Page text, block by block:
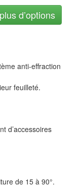
d’options
anti-effraction
feuilleté.
d’accessoires
de 15 à 90°.